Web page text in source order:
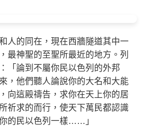
的同在，現在西牆隧道其中一
最神聖的至聖所最近的地方。列
「論到不屬你民以色列的外邦
，他們聽人論說你的大名和大能
向這殿禱告，求你在天上你的居
祈求的而行，使天下萬民都認識
的民以色列一樣……」